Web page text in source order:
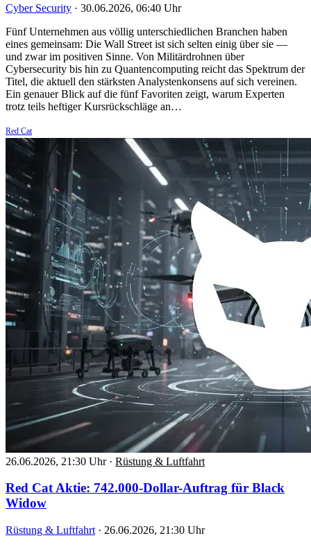
Cyber Security · 30.06.2026, 06:40 Uhr
Fünf Unternehmen aus völlig unterschiedlichen Branchen haben
eines gemeinsam: Die Wall Street ist sich selten einig über sie —
und zwar im positiven Sinne. Von Militärdrohnen über
Cybersecurity bis hin zu Quantencomputing reicht das Spektrum der
Titel, die aktuell den stärksten Analystenkonsens auf sich vereinen.
Ein genauer Blick auf die fünf Favoriten zeigt, warum Experten
trotz teils heftiger Kursrückschläge an…
Red Cat
26.06.2026, 21:30 Uhr · Rüstung & Luftfahrt
Red Cat Aktie: 742.000-Dollar-Auftrag für Black
Widow
Rüstung & Luftfahrt · 26.06.2026, 21:30 Uhr